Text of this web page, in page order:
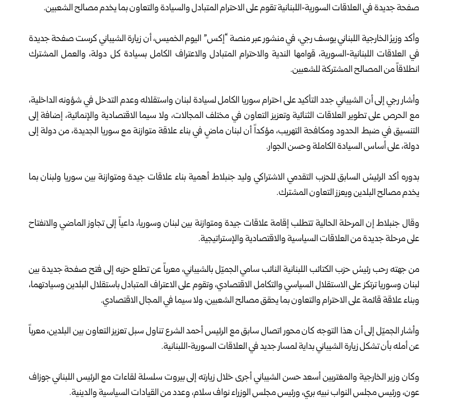
صفحة جديدة في العلاقات السورية‑اللبنانية تقوم على الاحترام المتبادل والسيادة والتعاون بما يخدم مصالح الشعبين.
وأكد وزيرُ الخارجية اللبناني يوسف رجي، في منشور عبر منصة “إكس” اليوم الخميس، أن زيارة الشيباني كرست صفحة جديدة
في العلاقات اللبنانية‑السورية، قوامها الندية والاحترام المتبادل والاعتراف الكامل بسيادة كل دولة، والعمل المشترك
انطلاقاً من المصالح المشتركة للشعبين.
وأشار رجي إلى أن الشيبانيجدد التأكيد على احترام سوريا الكامل لسيادة لبنان واستقلاله وعدم التدخل في شؤونه الداخلية،
مع الحرص على تطوير العلاقات الثنائية وتعزيز التعاون في مختلف المجالات، ولا سيما الاقتصادية والإنمائية، إضافة إلى
التنسيق في ضبط الحدود ومكافحة التهريب، مؤكداً أن لبنان ماضٍ في بناء علاقة متوازنة مع سوريا الجديدة، من دولة إلى
دولة، على أساس السيادة الكاملة وحسن الجوار.
بدوره أكد الرئيسُ السابق للحزب التقدمي الاشتراكي وليد جنبلاط أهمية بناء علاقات جيدة ومتوازنة بين سوريا ولبنان بما
يخدم مصالح البلدين ويعزز التعاون المشترك.
وقال جنبلاط إن المرحلة الحالية تتطلب إقامة علاقات جيدة ومتوازنة بين لبنان وسوريا، داعياً إلى تجاوز الماضي والانفتاح
على مرحلة جديدة من العلاقات السياسية والاقتصادية والإستراتيجية.
من جهته رحب رئيسُ حزب الكتائب اللبنانية النائب سامي الجميّل بالشيباني، معرباً عن تطلع حزبه إلى فتح صفحة جديدة بين
لبنان وسوريا ترتكز على الاستقلال السياسي والتكامل الاقتصادي، وتقوم على الاعتراف المتبادل باستقلال البلدين وسيادتهما،
وبناء علاقة قائمة على الاحترام والتعاون بما يحقق مصالح الشعبين، ولا سيما في المجال الاقتصادي.
وأشار الجميّل إلى أن هذا التوجه كان محور اتصال سابق مع الرئيس أحمد الشرع تناول سبل تعزيز التعاون بين البلدين، معرباً
عن أمله بأن تشكل زيارة الشيباني بداية لمسار جديد في العلاقات السورية‑اللبنانية.
وكان وزير الخارجية والمغتربين أسعد حسن الشيباني أجرى خلال زيارته إلى بيروت سلسلة لقاءات مع الرئيس اللبناني جوزاف
عون، ورئيس مجلس النواب نبيه بري، ورئيس مجلس الوزراء نواف سلام، وعدد من القيادات السياسية والدينية.